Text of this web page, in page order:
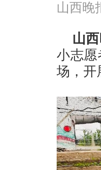
山西晚
山
小志愿
场，